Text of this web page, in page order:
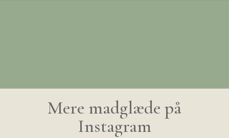
Mere madglæde på
Instagram